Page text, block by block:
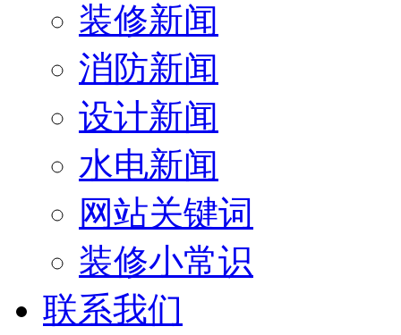
装修新闻
消防新闻
设计新闻
水电新闻
网站关键词
装修小常识
联系我们